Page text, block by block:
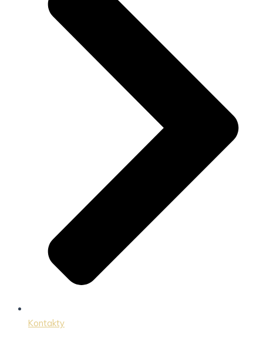
Kontakty